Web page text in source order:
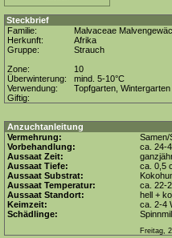
Steckbrief
Familie:
Malvaceae
Herkunft:
Afrika
Gruppe:
Strauch
Zone:
10
Überwinterung:
mind. 5-10°C
Verwendung:
Topfgarten, Wintergarten
Giftig:
Anzuchtanleitung
Vermehrung:
Samen/
Vorbehandlung:
ca. 24-
Aussaat Zeit:
Aussaat Tiefe:
ca. 0,5
Aussaat Substrat:
Aussaat Temperatur:
ca. 22-
Aussaat Standort:
hell +
Keimzeit:
ca. 2-4
Schädlinge:
Freitag,